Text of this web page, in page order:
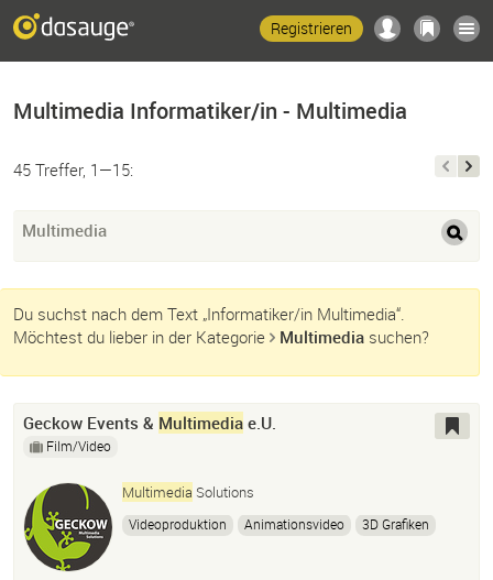
Registrieren
Multimedia Informatiker/in - Multimedia
45 Treffer, 1—15:
Multimedia
Du suchst nach dem Text „Informatiker/in Multimedia“.
Möchtest du lieber in der Kategorie
Multimedia suchen?
Geckow Events & Multimedia e.U.
Film/Video
Multimedia Solutions
Videoproduktion Animationsvideo
3D Grafiken